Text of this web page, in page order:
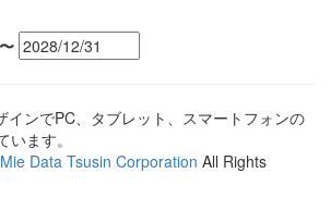
〜
インでPC、タブレット、スマートフォンの
ます。
Mie Data Tsusin Corporation All Rights